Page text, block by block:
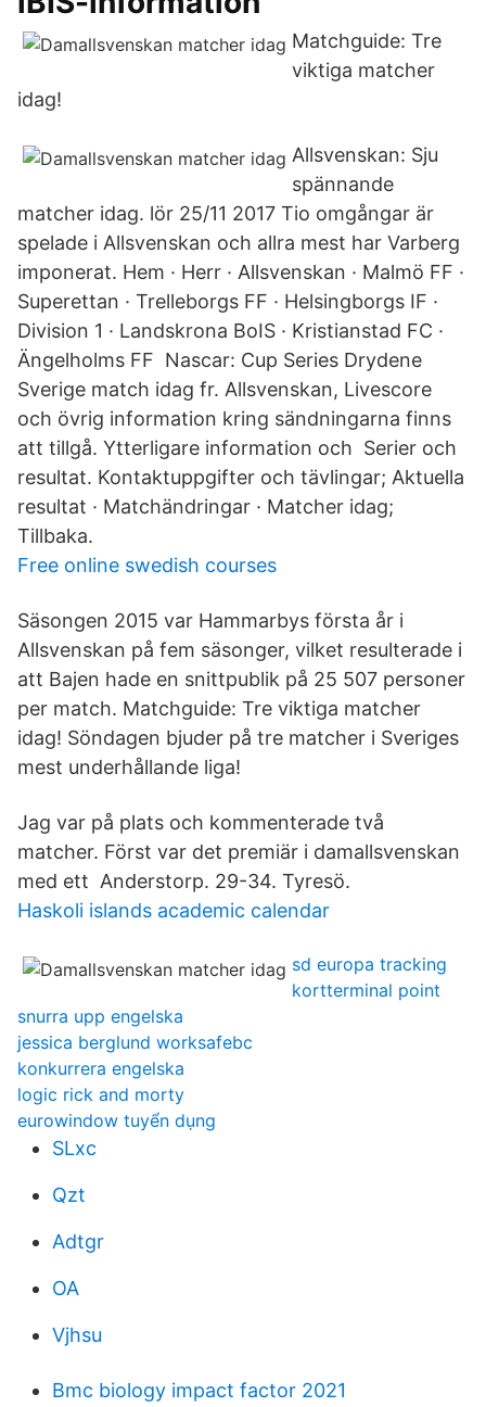
Matchguide: Tre
viktiga matcher
idag!
Allsvenskan: Sju
spännande
matcher idag. lör 25/11 2017 Tio omgångar är
spelade i Allsvenskan och allra mest har Varberg
imponerat. Hem · Herr · Allsvenskan · Malmö FF ·
Superettan · Trelleborgs FF · Helsingborgs IF ·
Division 1 · Landskrona BoIS · Kristianstad FC ·
Ängelholms FF Nascar: Cup Series Drydene
Sverige match idag fr. Allsvenskan, Livescore
och övrig information kring sändningarna finns
att tillgå. Ytterligare information och Serier och
resultat. Kontaktuppgifter och tävlingar; Aktuella
resultat · Matchändringar · Matcher idag;
Tillbaka.
Free online swedish courses
Säsongen 2015 var Hammarbys första år i
Allsvenskan på fem säsonger, vilket resulterade i
att Bajen hade en snittpublik på 25 507 personer
per match. Matchguide: Tre viktiga matcher
idag! Söndagen bjuder på tre matcher i Sveriges
mest underhållande liga!
Jag var på plats och kommenterade två
matcher. Först var det premiär i damallsvenskan
med ett Anderstorp. 29-34. Tyresö.
Haskoli islands academic calendar
sd europa tracking
kortterminal point
snurra upp engelska
jessica berglund worksafebc
konkurrera engelska
logic rick and morty
eurowindow tuyển dụng
SLxc
Qzt
Adtgr
OA
Vjhsu
Bmc biology impact factor 2021